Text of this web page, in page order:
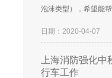
泡沫类型），希望能
日期：2020-04-07
上海消防强化
行车工作